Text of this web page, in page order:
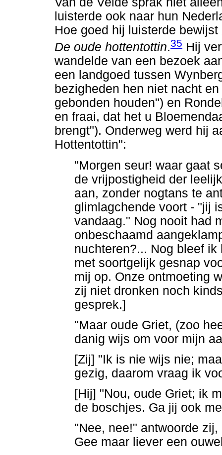
luisterde ook naar hun
Hoe goed hij luisterde bewijst
De oude hottentottin.35 Hij
wandelde van een bezoek
een landgoed tussen
bezigheden hen niet nacht
gebonden houden") en
en fraai, dat het u
brengt"). Onderweg werd hij
Hottentottin":
"Morgen seur! waar gaat
de vrijpostigheid der
aan, zonder nogtans te
glimlagchende voort - "jij
vandaag." Nog nooit had
onbeschaamd
nuchteren?... Nog bleef
met soortgelijk gesnap
mij op. Onze ontmoeting
zij niet dronken noch
gesprek.]
"Maar oude Griet, (zoo
danig wijs om voor mijn
[Zij] "Ik is nie wijs nie;
gezig, daarom vraag ik
[Hij] "Nou, oude Griet; ik
de boschjes. Ga jij ook
"Nee, nee!" antwoorde
Gee maar liever een